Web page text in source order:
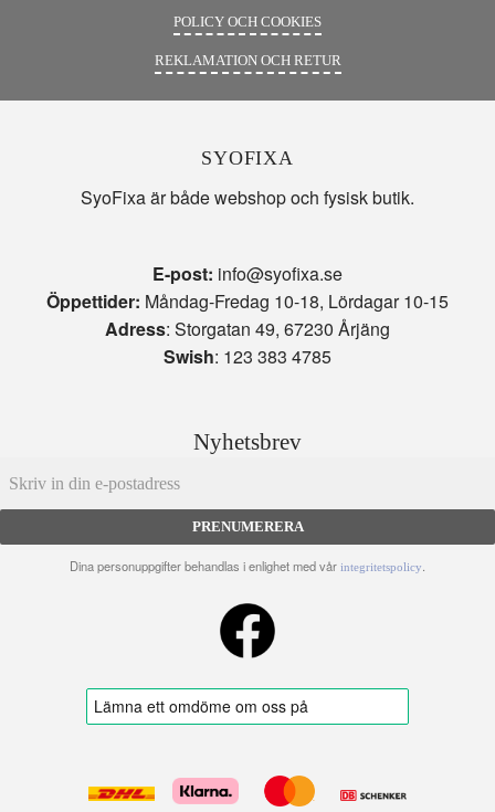
POLICY OCH COOKIES
REKLAMATION OCH RETUR
SYOFIXA
SyoFixa är både webshop och fysisk butik.
E-post: info@syofixa.se
Öppettider: Måndag-Fredag 10-18, Lördagar 10-15
Adress: Storgatan 49, 67230 Årjäng
Swish: 123 383 4785
Nyhetsbrev
PRENUMERERA
Dina personuppgifter behandlas i enlighet med vår integritetspolicy